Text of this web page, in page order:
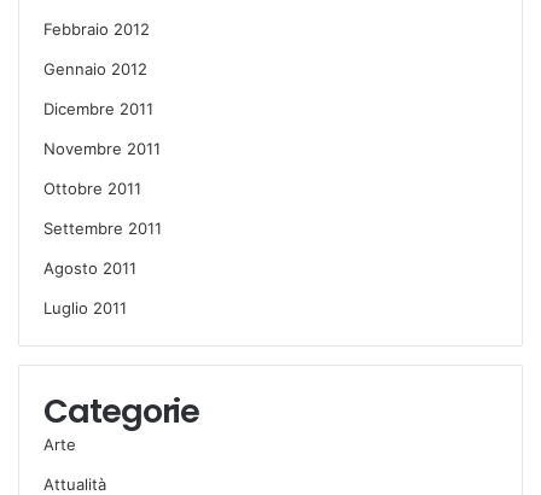
Febbraio 2012
Gennaio 2012
Dicembre 2011
Novembre 2011
Ottobre 2011
Settembre 2011
Agosto 2011
Luglio 2011
Categorie
Arte
Attualità